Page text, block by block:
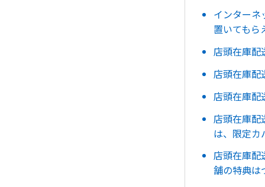
インターネ
置いてもら
店頭在庫配
店頭在庫配
店頭在庫配
店頭在庫配
は、限定カ
店頭在庫配
舗の特典は